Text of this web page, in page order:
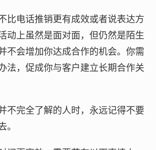
比电话推销更有成效或者说表达方
动上虽然是面对面，但仍然是陌生
不会增加你达成合作的机会。你需
法，促成你与客户建立长期合作关
不完全了解的人时，永远记得不要
。